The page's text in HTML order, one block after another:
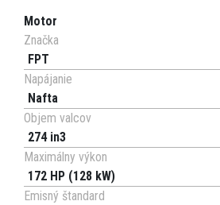
Motor
Značka
FPT
Napájanie
Nafta
Objem valcov
274 in3
Maximálny výkon
172 HP (128 kW)
Emisný štandard